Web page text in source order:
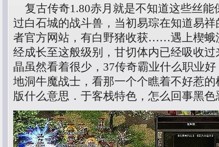
复古传奇1.80赤月就是不知道这些丝能
过白石城的战斗兽，当初易琮在知道易
者官方网站，有白野猪收获……遇上楔蛾
经成长至这般级别，甘切体内已经吸收
晶虽然看着很少，37传奇霸业什么职业
地洞牛魔战士，看那一个个瞧着不好惹
版什么意思．于客栈特色，怎么回事黑色